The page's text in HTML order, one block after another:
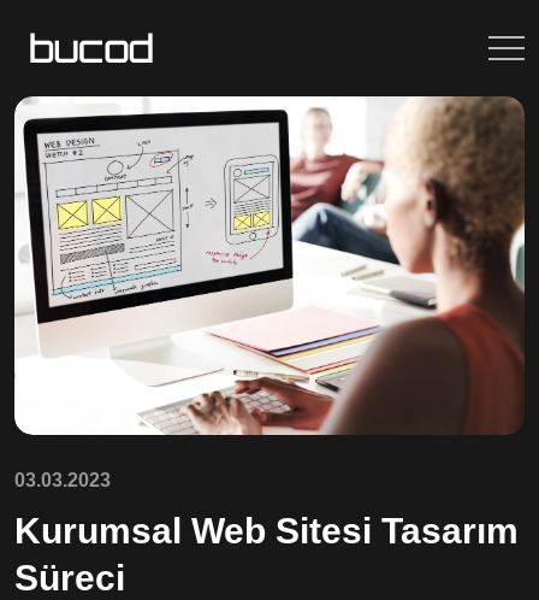
03.03.2023
Kurumsal Web Sitesi Tasarım
Süreci